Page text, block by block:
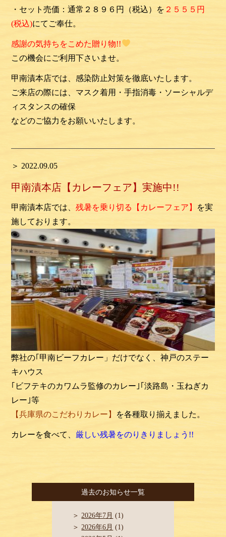
・セット売価：通常２８９６円（税込）を ２５５５円
(税込)にてご奉仕。
感謝の気持ちをこめた贈り物!!
この機会にご利用下さいませ。
甲南漬本店では、感染防止対策を徹底いたします。
ご来店の際には、マスク着用・手指消毒・ソーシャルデ
ィスタンスの確保
などのご協力をお願いいたします。
＞ 2022.09.05
甲南漬本店【カレーフェア】実施中!!
甲南漬本店では、残暑を乗り切る 【カレーフェア】 を実
施しております。
弊社の｢甲南ビーフカレー」だけでなく、神戸のステー
キハウス
｢ビフテキのカワムラ監修のカレー｣｢淡路島・玉ねぎカ
レー｣等
【兵庫県のこだわりカレー】 を各種取り揃えました。
カレーを食べて、 厳しい残暑をのりきりましょう !!
過去のお知らせ一覧
2026年7月 (1)
2026年6月 (1)